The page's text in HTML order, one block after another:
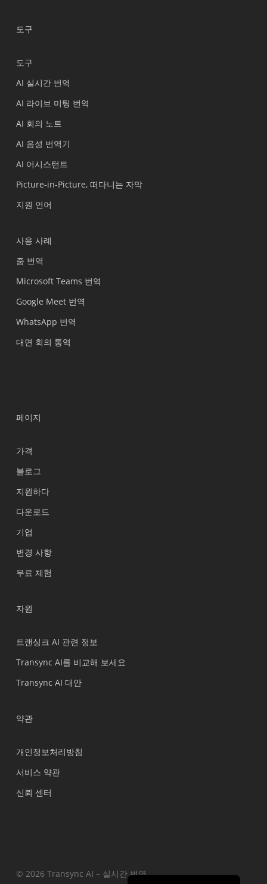
도구
도구
AI 실시간 번역
AI 라이브 미팅 번역
AI 회의 노트
AI 음성 번역기
AI 어시스턴트
Picture-in-Picture, 떠다니는 자막
지원 언어
사용 사례
줌 번역
Microsoft Teams 번역
Google Meet 번역
WhatsApp 번역
대면 회의 통역
페이지
가격
블로그
지원하다
다운로드
기업
변경 사항
무료 체험
자원
트랜싱크 AI 관련 정보
Transync AI를 비교해 보세요
Transync AI 대안
약관
개인정보처리방침
서비스 약관
신뢰 센터
© 2026 Transync AI – 실시간 번역.